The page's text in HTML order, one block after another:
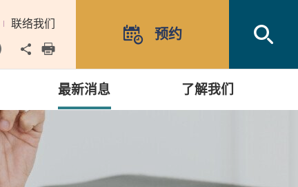
联络我们
Share toprint
预约
最新消息 了解我们